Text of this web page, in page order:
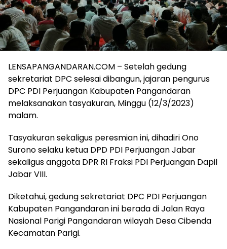
LENSAPANGANDARAN.COM – Setelah gedung
sekretariat DPC selesai dibangun, jajaran pengurus
DPC PDI Perjuangan Kabupaten Pangandaran
melaksanakan tasyakuran, Minggu (12/3/2023)
malam.
Tasyakuran sekaligus peresmian ini, dihadiri Ono
Surono selaku ketua DPD PDI Perjuangan Jabar
sekaligus anggota DPR RI Fraksi PDI Perjuangan Dapil
Jabar VIII.
Diketahui, gedung sekretariat DPC PDI Perjuangan
Kabupaten Pangandaran ini berada di Jalan Raya
Nasional Parigi Pangandaran wilayah Desa Cibenda
Kecamatan Parigi.